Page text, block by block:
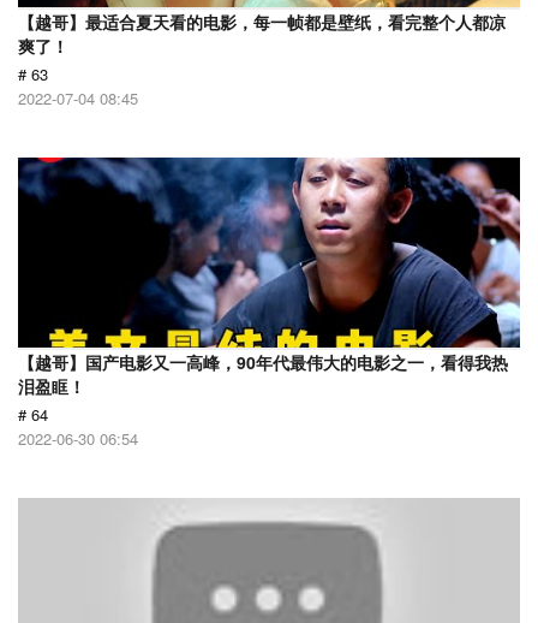
【越哥】最适合夏天看的电影，每一帧都是壁纸，看完整个人都凉
爽了！
# 63
2022-07-04 08:45
【越哥】国产电影又一高峰，90年代最伟大的电影之一，看得我热
泪盈眶！
# 64
2022-06-30 06:54